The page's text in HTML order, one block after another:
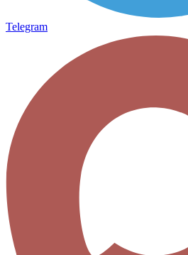
Telegram